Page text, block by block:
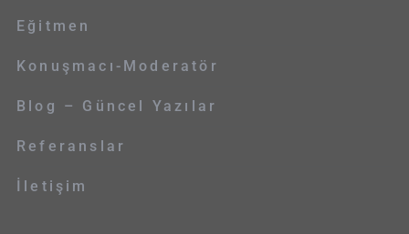
Eğitmen
Konuşmacı-Moderatör
Blog – Güncel Yazılar
Referanslar
İletişim